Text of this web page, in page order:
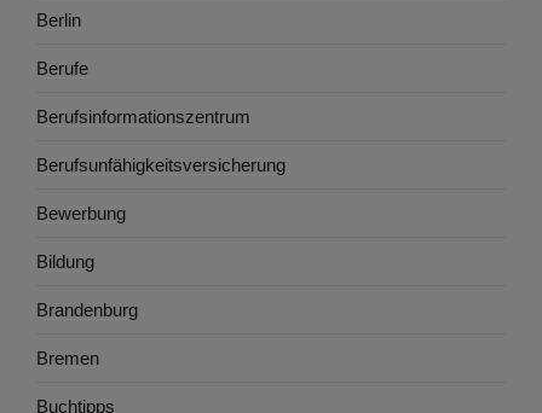
Berlin
Berufe
Berufsinformationszentrum
Berufsunfähigkeitsversicherung
Bewerbung
Bildung
Brandenburg
Bremen
Buchtipps